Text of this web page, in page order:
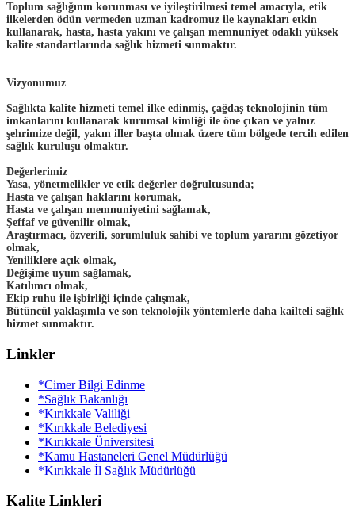
Toplum sağlığının korunması ve iyileştirilmesi temel amacıyla, etik
ilkelerden ödün vermeden uzman kadromuz ile kaynakları etkin
kullanarak, hasta, hasta yakını ve çalışan memnuniyet odaklı yüksek
kalite standartlarında sağlık hizmeti sunmaktır.
Vizyonumuz
Sağlıkta kalite hizmeti temel ilke edinmiş, çağdaş teknolojinin tüm
imkanlarını kullanarak kurumsal kimliği ile öne çıkan ve yalnız
şehrimize değil, yakın iller başta olmak üzere tüm bölgede tercih edilen
sağlık kuruluşu olmaktır.
Değerlerimiz
Yasa, yönetmelikler ve etik değerler doğrultusunda;
Hasta ve çalışan haklarını korumak,
Hasta ve çalışan memnuniyetini sağlamak,
Şeffaf ve güvenilir olmak,
Araştırmacı, özverili, sorumluluk sahibi ve toplum yararını gözetiyor
olmak,
Yeniliklere açık olmak,
Değişime uyum sağlamak,
Katılımcı olmak,
Ekip ruhu ile işbirliği içinde çalışmak,
Bütüncül yaklaşımla ve son teknolojik yöntemlerle daha kailteli sağlık
hizmet sunmaktır.
Linkler
*Cimer Bilgi Edinme
*Sağlık Bakanlığı
*Kırıkkale Valiliği
*Kırıkkale Belediyesi
*Kırıkkale Üniversitesi
*Kamu Hastaneleri Genel Müdürlüğü
*Kırıkkale İl Sağlık Müdürlüğü
Kalite Linkleri